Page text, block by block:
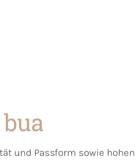
und Passform sowie hohen